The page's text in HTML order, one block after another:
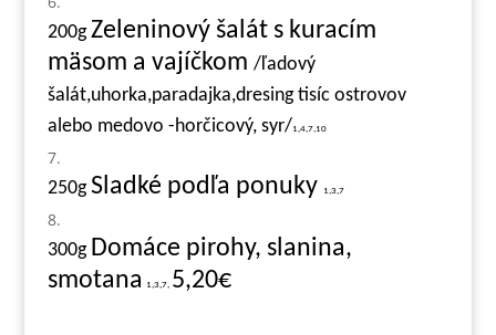
200gZeleninový šalát s kuracím
mäsom a vajíčkom /ľadový
šalát,uhorka,paradajka,dresing tisíc ostrovov
alebo medovo -horčicový, syr/1,4,7,10
250g Sladké podľa ponuky 1,3,7
300g Domáce pirohy, slanina,
smotana
1,3,7, 5,20€